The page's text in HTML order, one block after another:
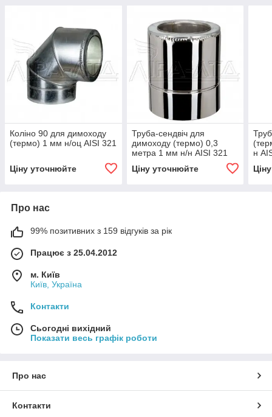
Коліно 90 для димоходу
(термо) 1 мм н/оц AISI 321
Ціну уточнюйте
Труба-сендвіч для
димоходу (термо) 0,3
метра 1 мм н/н AISI 321
Ціну уточнюйте
н
Про нас
99% позитивних з 159 відгуків за рік
Працює з 25.04.2012
м. Київ
Київ, Україна
Контакти
Сьогодні вихідний
Показати весь графік роботи
Про нас
Контакти